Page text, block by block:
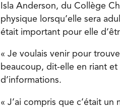
Isla Anderson, du Collège
physique lorsqu’elle sera
était important pour elle
« Je voulais venir pour
beaucoup, dit-elle en riant
d’informations.
« J’ai compris que c’était